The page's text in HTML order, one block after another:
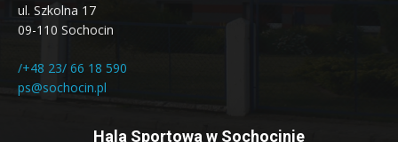
ul. Szkolna 17
09-110 Sochocin
/+48 23/ 66 18 590
ps@sochocin.pl
Hala Sportowa w Sochocinie